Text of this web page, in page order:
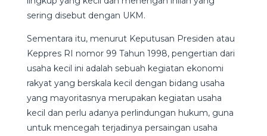
sering disebut dengan UKM.
Sementara itu, menurut Keputusan Presiden atau
Keppres RI nomor 99 Tahun 1998, pengertian dari
usaha kecil ini adalah sebuah kegiatan ekonomi
rakyat yang berskala kecil dengan bidang usaha
yang mayoritasnya merupakan kegiatan usaha
kecil dan perlu adanya perlindungan hukum, guna
untuk mencegah terjadinya persaingan usaha